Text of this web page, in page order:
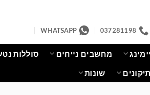
037281198
WHATSAPP
מחשבים נייחים סוללות
שונות